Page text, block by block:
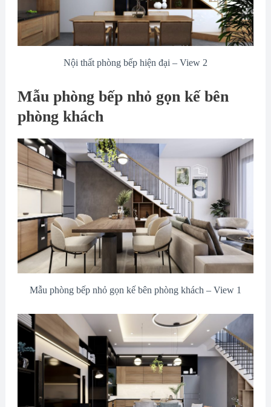
Nội thất phòng bếp hiện đại – View 2
Mẫu phòng bếp nhỏ gọn kế bên
phòng khách
Mẫu phòng bếp nhỏ gọn kế bên phòng khách – View 1